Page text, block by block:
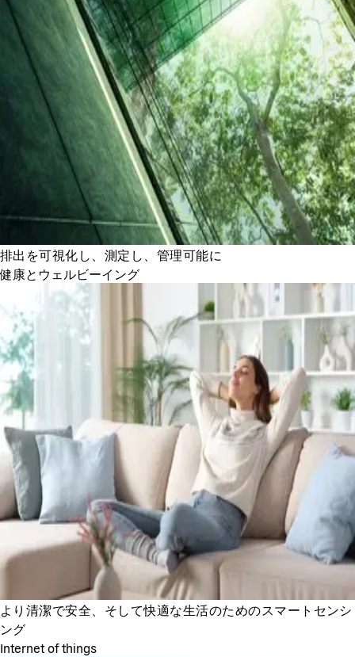
排出を可視化し、測定し、管理可能に
健康とウェルビーイング
より清潔で安全、そして快適な生活のためのスマートセンシ
ング
Internet of things